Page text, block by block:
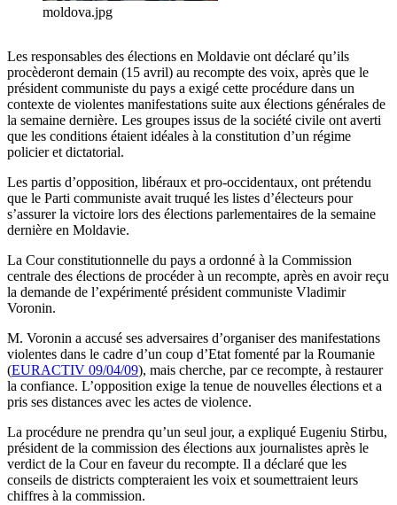
moldova.jpg
Les responsables des élections en Moldavie ont déclaré qu’ils
procèderont demain (15 avril) au recompte des voix, après que le
président communiste du pays a exigé cette procédure dans un
contexte de violentes manifestations suite aux élections générales de
la semaine dernière. Les groupes issus de la société civile ont averti
que les conditions étaient idéales à la constitution d’un régime
policier et dictatorial.
Les partis d’opposition, libéraux et pro-occidentaux, ont prétendu
que le Parti communiste avait truqué les listes d’électeurs pour
s’assurer la victoire lors des élections parlementaires de la semaine
dernière en Moldavie.
La Cour constitutionnelle du pays a ordonné à la Commission
centrale des élections de procéder à un recompte, après en avoir reçu
la demande de l’expérimenté président communiste Vladimir
Voronin.
M. Voronin a accusé ses adversaires d’organiser des manifestations
violentes dans le cadre d’un coup d’Etat fomenté par la Roumanie
(EURACTIV 09/04/09), mais cherche, par ce recompte, à restaurer
la confiance. L’opposition exige la tenue de nouvelles élections et a
pris ses distances avec les actes de violence.
La procédure ne prendra qu’un seul jour, a expliqué Eugeniu Stirbu,
président de la commission des élections aux journalistes après le
verdict de la Cour en faveur du recompte. Il a déclaré que les
conseils de districts compteraient les voix et soumettraient leurs
chiffres à la commission.